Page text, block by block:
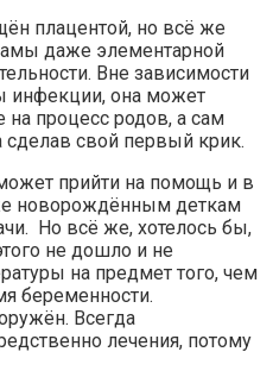
плацентой, но всё же
даже элементарной
Вне зависимости
инфекции, она может
на процесс родов, а сам
свой первый крик.
прийти на помощь и в
новорождённым деткам
Но всё же, хотелось бы,
не дошло и не
на предмет того, чем
беременности.
Всегда
лечения, потому